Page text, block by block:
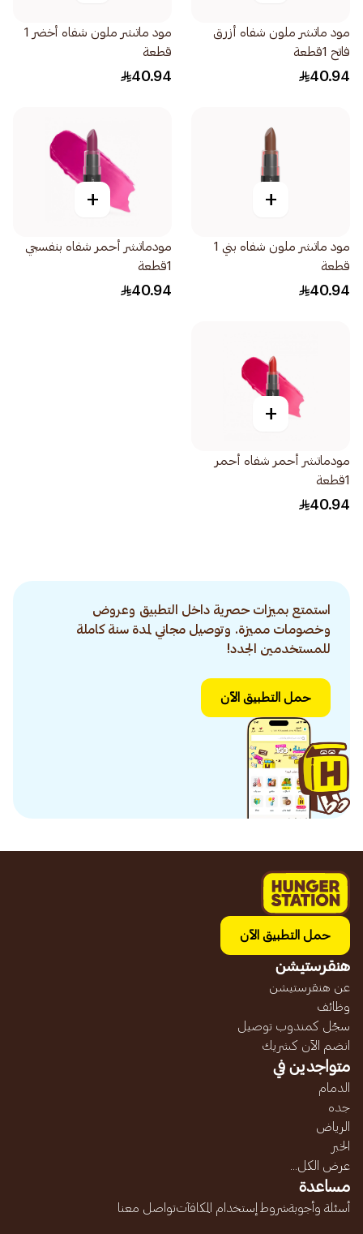
مود ماتشر ملون شفاه أزرق
فاتح 1قطعة
40.94
مود ماتشر ملون شفاه أخضر 1
قطعة
40.94
+
مود ماتشر ملون شفاه بني 1
قطعة
40.94
+
مودماتشر أحمر شفاه بنفسجي
1قطعة
40.94
+
مودماتشر أحمر شفاه أحمر
1قطعة
40.94
استمتع بميزات حصرية داخل التطبيق وعروض
وخصومات مميزة. وتوصيل مجاني لمدة سنة كاملة
للمستخدمين الجدد!
حمل التطبيق الآن
حمل التطبيق الآن
هنقرستيشن
عن هنقرستيشن
وظائف
سجّل كمندوب توصيل
انضم الآن كشريك
متواجدين في
الدمام
جده
الرياض
الخبر
عرض الكل...
مساعدة
أسئلة وأجوبةشروط إستخدام المكافآتتواصل معنا